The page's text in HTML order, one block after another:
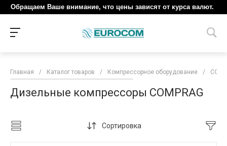
Обращаем Ваше внимание, что цены зависят от курса валют.
Главная / Каталог товаров / Компрессорное оборудование /
Дизельные компрессоры COMPRAG
Сортировка